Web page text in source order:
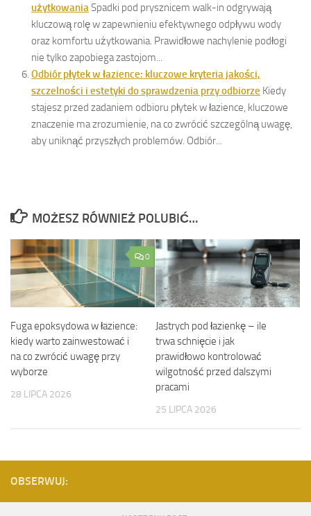
użytkowania Spadki pod prysznicem walk-in odgrywają
kluczową rolę w zapewnieniu efektywnego odpływu wody
oraz komfortu użytkowania. Prawidłowe nachylenie podłogi
nie tylko zapobiega zastojom...
Odbiór płytek w łazience: kluczowe kryteria jakości,
szczelności i estetyki do sprawdzenia przy odbiorze Kiedy
stajesz przed zadaniem odbioru płytek w łazience, kluczowe
znaczenie ma zrozumienie, na co zwrócić szczególną uwagę,
aby uniknąć przyszłych problemów. Odbiór...
MOŻESZ RÓWNIEŻ POLUBIĆ…
0
Fuga epoksydowa w łazience:
kiedy warto zainwestować i
na co zwrócić uwagę przy
wyborze
28 LIPCA 2026
Jastrych pod łazienkę – ile
trwa schnięcie i jak
prawidłowo kontrolować
wilgotność przed dalszymi
pracami
25 LIPCA 2026
OBSERWUJ: